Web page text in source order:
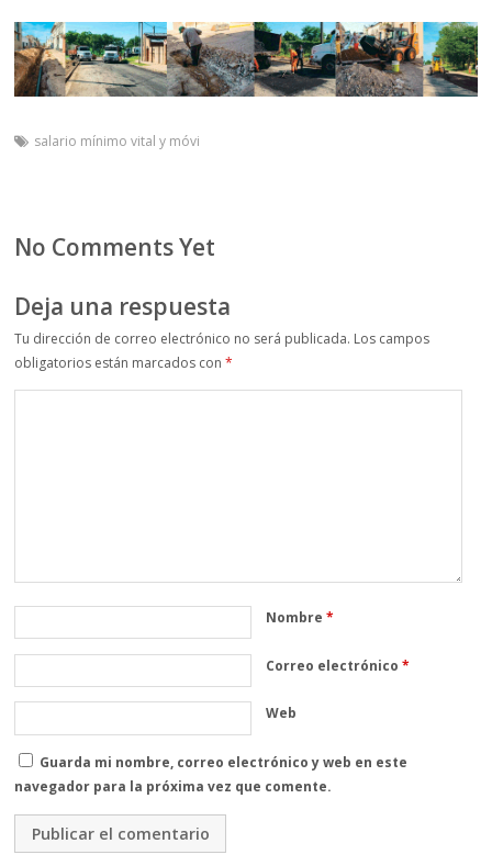
salario mínimo vital y móvi
No Comments Yet
Deja una respuesta
Tu dirección de correo electrónico no será publicada. Los campos
obligatorios están marcados con*
Nombre*
Correo electrónico*
Web
Guarda mi nombre, correo electrónico y web en este
navegador para la próxima vez que comente.